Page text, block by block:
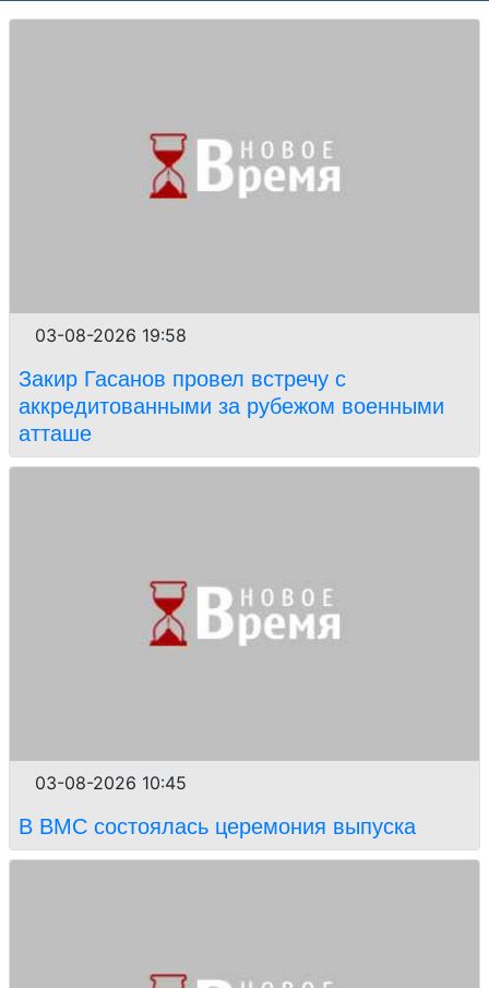
03-08-2026 19:58
Закир Гасанов провел встречу с
аккредитованными за рубежом военными
атташе
03-08-2026 10:45
В ВМС состоялась церемония выпуска